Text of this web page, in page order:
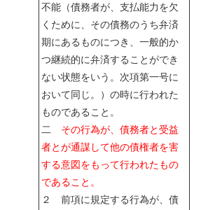
不能（債務者が、支払能力を欠
くために、その債務のうち弁済
期にあるものにつき、一般的か
つ継続的に弁済することができ
ない状態をいう。次項第一号に
おいて同じ。）の時に行われた
ものであること。
二 その行為が、債務者と受益
者とが通謀して他の債権者を害
する意図をもって行われたもの
であること。
２ 前項に規定する行為が、債